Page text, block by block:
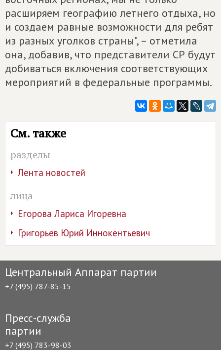
расширяем географию летнего отдыха, но
и создаем равные возможности для ребят
из разных уголков страны", – отметила
она, добавив, что представители СР будут
добиваться включения соответствующих
мероприятий в федеральные программы.
См. также
разделы
Лента новостей
лица
Егорова Лариса Игоревна
Григорьев Юрий Иннокентьевич
Центральный Аппарат партии
+7 (495) 787-85-15
Пресс-служба
партии
+7 (495) 783-98-03